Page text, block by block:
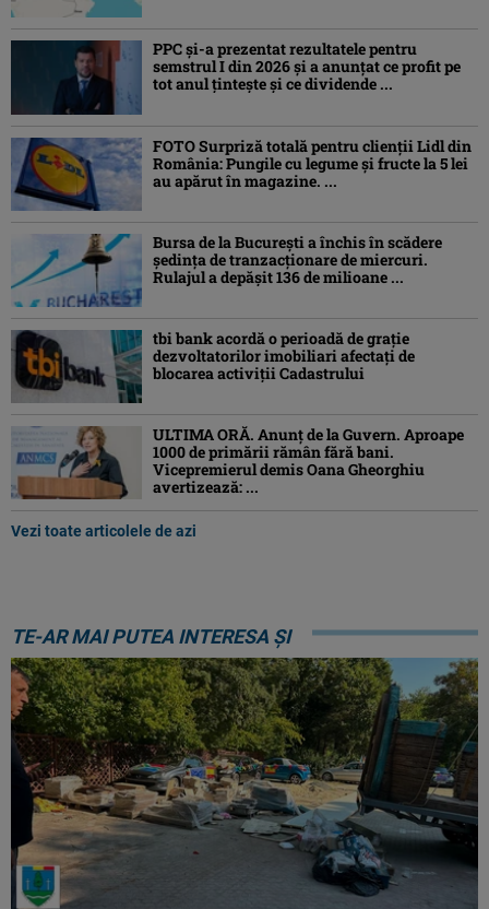
PPC și-a prezentat rezultatele pentru
semstrul I din 2026 și a anunțat ce profit pe
tot anul țintește și ce dividende ...
FOTO Surpriză totală pentru clienții Lidl din
România: Pungile cu legume și fructe la 5 lei
au apărut în magazine. ...
Bursa de la București a închis în scădere
ședința de tranzacționare de miercuri.
Rulajul a depășit 136 de milioane ...
tbi bank acordă o perioadă de grație
dezvoltatorilor imobiliari afectați de
blocarea activiții Cadastrului
ULTIMA ORĂ. Anunț de la Guvern. Aproape
1000 de primării rămân fără bani.
Vicepremierul demis Oana Gheorghiu
avertizează: ...
Vezi toate articolele de azi
TE-AR MAI PUTEA INTERESA ȘI